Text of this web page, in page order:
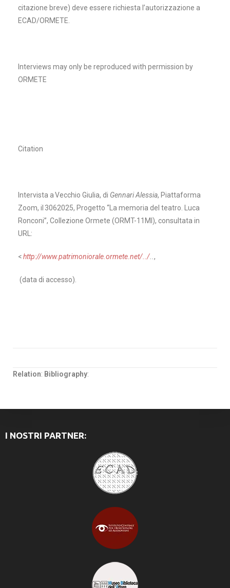
citazione breve) deve essere richiesta l’autorizzazione a
ECAD/ORMETE.
Interviews may only be reproduced with permission by
ORMETE
Citation
Intervista a Vecchio Giulia, di Gennari Alessia, Piattaforma
Zoom, il 3062025, Progetto “La memoria del teatro. Luca
Ronconi”, Collezione Ormete (ORMT-11Ml), consultata in
URL:
<http://www.patrimoniorale.ormete.net/../..,
(data di accesso).
Relation: Bibliography:
I NOSTRI PARTNER: